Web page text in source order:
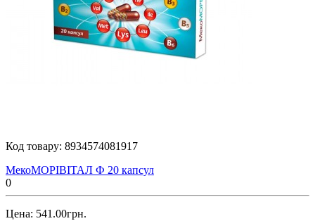
Код товару: 8934574081917
МекоМОРІВІТАЛ Ф 20 капсул
0
Цена: 541.00грн.